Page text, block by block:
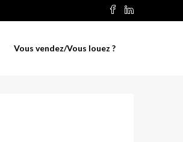
Vous vendez/Vous louez ?